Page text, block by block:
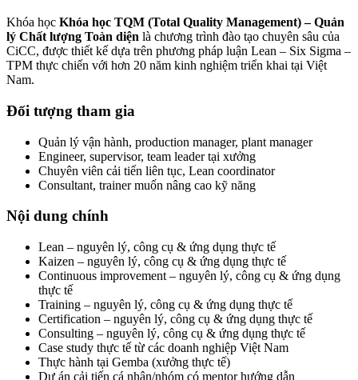
Khóa học Khóa học TQM (Total Quality Management) – Quản
lý Chất lượng Toàn diện là chương trình đào tạo chuyên sâu của
CiCC, được thiết kế dựa trên phương pháp luận Lean – Six Sigma –
TPM thực chiến với hơn 20 năm kinh nghiệm triển khai tại Việt
Nam.
Đối tượng tham gia
Quản lý vận hành, production manager, plant manager
Engineer, supervisor, team leader tại xưởng
Chuyên viên cải tiến liên tục, Lean coordinator
Consultant, trainer muốn nâng cao kỹ năng
Nội dung chính
Lean – nguyên lý, công cụ & ứng dụng thực tế
Kaizen – nguyên lý, công cụ & ứng dụng thực tế
Continuous improvement – nguyên lý, công cụ & ứng dụng
thực tế
Training – nguyên lý, công cụ & ứng dụng thực tế
Certification – nguyên lý, công cụ & ứng dụng thực tế
Consulting – nguyên lý, công cụ & ứng dụng thực tế
Case study thực tế từ các doanh nghiệp Việt Nam
Thực hành tại Gemba (xưởng thực tế)
Dự án cải tiến cá nhân/nhóm có mentor hướng dẫn